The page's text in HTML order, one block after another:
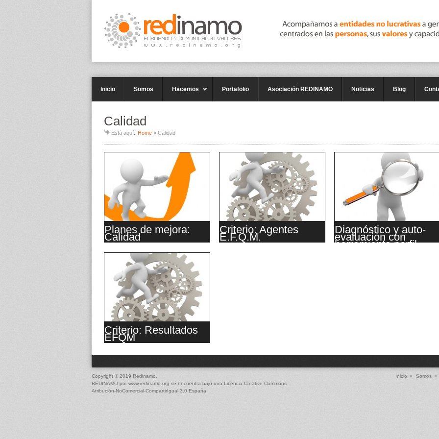
Inicio Somos Hacemos Portafolio Asociación REDINAMO Noticias Blog
Calidad
Está aquí: Home » Calidad
Planes de mejora:
Calidad
Criterio: Agentes
E.F.Q.M.
Diagnóstico y auto-
evaluación con
herramienta perfil
Criterio: Resultados
EFQM
Copyright © 2019 Redinamo.
REDINAMO por www.redinamo.org se encuentra bajo una Licencia Creative Commons
Atribución-NoComercial-CompartirIgual 3.0 España
Inicio Somos